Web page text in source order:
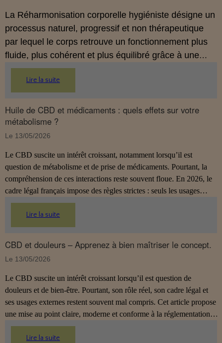
La Réharmonisation corporelle hygiéniste désigne un
processus naturel, progressif et non thérapeutique
par lequel le corps retrouve un fonctionnement plus
fluide, plus cohérent et plus équilibré grâce à une
hygiène de vie adaptée.
Lire la suite
Huile de CBD et médicaments : quels effets sur votre
métabolisme ?
Le 13/05/2026
Le CBD suscite un intérêt croissant, notamment lorsqu’il est
question de métabolisme et de prise de médicaments. Pourtant, la
compréhension de ces interactions reste souvent floue. En 2026, le
cadre légal français impose des règles strictes : seuls les usages
externes du CBD sont autorisés. Cet article propose une mise au
point claire et accessible pour comprendre comment le CBD
s’inscrit dans une démarche de prévention, sans ingestion et sans
Lire la suite
CBD et douleurs – Apprenez à bien maîtriser le concept.
Le 13/05/2026
Le CBD suscite un intérêt croissant lorsqu’il est question de
douleurs et de bien‑être. Pourtant, son rôle réel, son cadre légal et
ses usages externes restent souvent mal compris. Cet article propose
une mise au point claire, moderne et conforme à la réglementation
française de 2026, afin de mieux comprendre comment le CBD
s’intègre dans une approche globale de prévention.
Lire la suite